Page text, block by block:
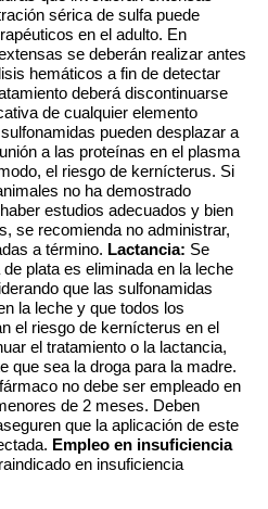
sérica de sulfa puede
en el adulto. En
se deberán realizar antes
hemáticos a fin de detectar
deberá discontinuarse
de cualquier elemento
pueden desplazar a
a las proteínas en el plasma
el riesgo de kernícterus. Si
no ha demostrado
estudios adecuados y bien
se recomienda no administrar,
a término. Lactancia: Se
plata es eliminada en la leche
que las sulfonamidas
la leche y que todos los
el riesgo de kernícterus en el
el tratamiento o la lactancia,
que sea la droga para la madre.
no debe ser empleado en
de 2 meses. Deben
que la aplicación de este
Empleo en insuficiencia
en insuficiencia